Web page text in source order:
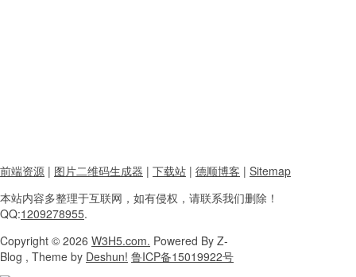
前端资源 | 图片二维码生成器 | 下载站 | 德顺博客 | Sitemap
本站内容多整理于互联网， 如有侵权，请联系我们删除！
QQ:1209278955.
Copyright © 2026 W3H5.com. Powered By Z-
Blog , Theme by Deshun! 鲁ICP备15019922号